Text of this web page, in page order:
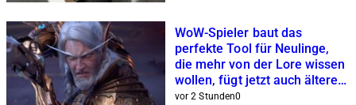
WoW-Spieler baut das
perfekte Tool für Neulinge,
die mehr von der Lore wissen
wollen, fügt jetzt auch ältere
Erweiterungen hinzu
vor 2 Stunden0